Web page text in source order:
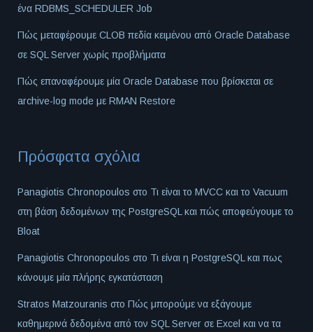
ένα RDBMS_SCHEDULER Job
Πώς μεταφέρουμε CLOB πεδία κειμένου από Oracle Database
σε SQL Server χωρίς προβλήματα
Πώς επαναφέρουμε μία Oracle Database που βρίσκεται σε
archive-log mode με RMAN Restore
Πρόσφατα σχόλια
Panagiotis Chronopoulos στο Τι είναι το MVCC και το Vacuum
στη βάση δεδομένων της PostgreSQL και πώς αποφεύγουμε το
Bloat
Panagiotis Chronopoulos στο Τι είναι η PostgreSQL και πως
κάνουμε μία πλήρης εγκατάσταση
Stratos Matzouranis στο Πώς μπορούμε να εξάγουμε
καθημερινά δεδομένα από τον SQL Server σε Excel και να τα